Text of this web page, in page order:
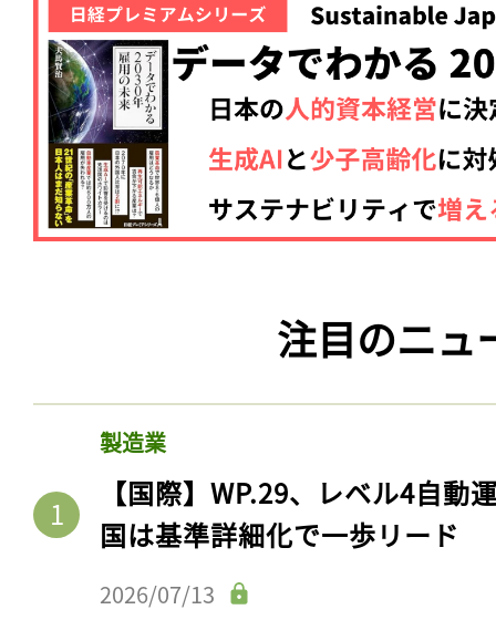
注目のニュ
製造業
【国際】WP.29、レベル4自動
国は基準詳細化で一歩リード
2026/07/13